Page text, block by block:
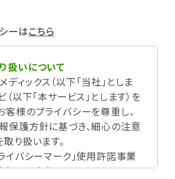
ーはこちら
扱いについて
ィックス（以下「当社」としま
（以下「本サービス」とします）を
客様のプライバシーを尊重し、
保護方針に基づき、細心の注意
り扱います。
イバシーマーク」使用許諾事業
ています。